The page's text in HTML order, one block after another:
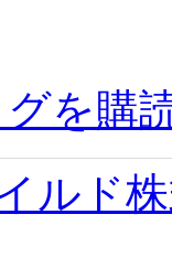
を購
ルド